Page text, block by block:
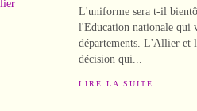
L'uniforme sera t-il
l'Education nationale qui
départements. L'Allier et
décision qui...
LIRE LA SUITE